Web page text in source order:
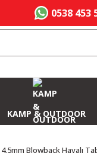
0538 453
KAMP & OUTDOOR
Blowback Havalı